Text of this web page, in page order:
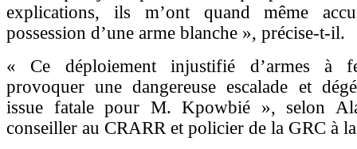
explications, ils m’ont quand même
possession d’une arme blanche », précise-t-il.
« Ce déploiement injustifié d’armes à
provoquer une dangereuse escalade et
issue fatale pour M. Kpowbié », selon
conseiller au CRARR et policier de la GRC à